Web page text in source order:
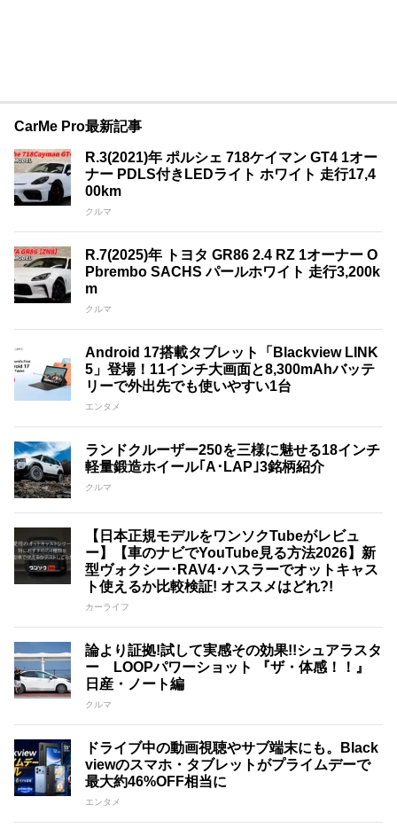
CarMe Pro最新記事
R.3(2021)年 ポルシェ 718ケイマン GT4 1オー
ナー PDLS付きLEDライト ホワイト 走行17,4
00km
クルマ
R.7(2025)年 トヨタ GR86 2.4 RZ 1オーナー O
Pbrembo SACHS パールホワイト 走行3,200k
m
クルマ
Android 17搭載タブレット「Blackview LINK
5」登場！11インチ大画面と8,300mAhバッテ
リーで外出先でも使いやすい1台
エンタメ
ランドクルーザー250を三様に魅せる18インチ
軽量鍛造ホイール｢A･LAP｣3銘柄紹介
クルマ
【日本正規モデルをワンソクTubeがレビュ
ー】【車のナビでYouTube見る方法2026】新
型ヴォクシー･RAV4･ハスラーでオットキャス
ト使えるか比較検証! オススメはどれ?!
カーライフ
論より証拠!試して実感その効果!!シュアラスタ
ー LOOPパワーショット 『ザ・体感！！』
日産・ノート編
クルマ
ドライブ中の動画視聴やサブ端末にも。Black
viewのスマホ・タブレットがプライムデーで
最大約46%OFF相当に
エンタメ